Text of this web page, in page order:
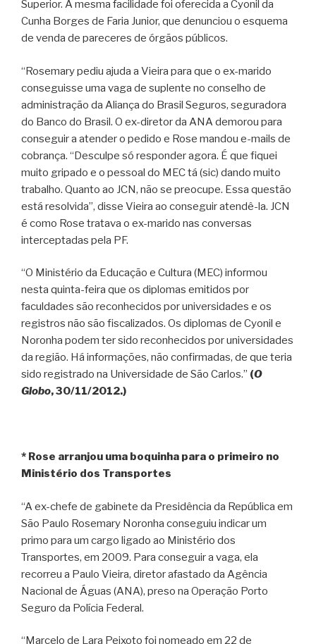
Superior. A mesma facilidade foi oferecida a Cyonil da
Cunha Borges de Faria Junior, que denunciou o esquema
de venda de pareceres de órgãos públicos.
“Rosemary pediu ajuda a Vieira para que o ex-marido
conseguisse uma vaga de suplente no conselho de
administração da Aliança do Brasil Seguros, seguradora
do Banco do Brasil. O ex-diretor da ANA demorou para
conseguir a atender o pedido e Rose mandou e-mails de
cobrança. “Desculpe só responder agora. É que fiquei
muito gripado e o pessoal do MEC tá (sic) dando muito
trabalho. Quanto ao JCN, não se preocupe. Essa questão
está resolvida”, disse Vieira ao conseguir atendê-la. JCN
é como Rose tratava o ex-marido nas conversas
interceptadas pela PF.
“O Ministério da Educação e Cultura (MEC) informou
nesta quinta-feira que os diplomas emitidos por
faculdades são reconhecidos por universidades e os
registros não são fiscalizados. Os diplomas de Cyonil e
Noronha podem ter sido reconhecidos por universidades
da região. Há informações, não confirmadas, de que teria
sido registrado na Universidade de São Carlos.” (O
Globo, 30/11/2012.)
* Rose arranjou uma boquinha para o primeiro no
Ministério dos Transportes
“A ex-chefe de gabinete da Presidência da República em
São Paulo Rosemary Noronha conseguiu indicar um
primo para um cargo ligado ao Ministério dos
Transportes, em 2009. Para conseguir a vaga, ela
recorreu a Paulo Vieira, diretor afastado da Agência
Nacional de Águas (ANA), preso na Operação Porto
Seguro da Polícia Federal.
“Marcelo de Lara Peixoto foi nomeado em 22 de